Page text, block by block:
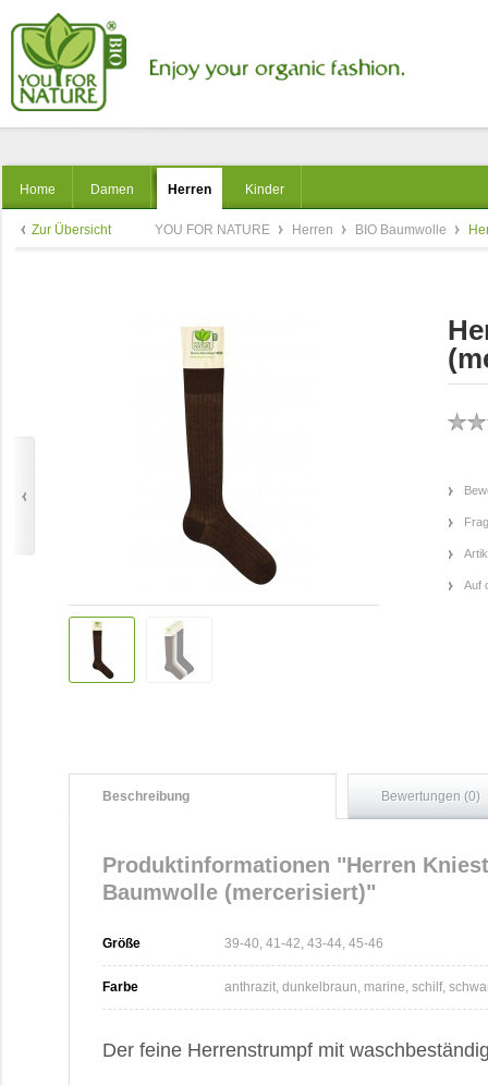
Home Damen Herren Kinder
Zur Übersicht YOU FOR NATURE Herren BIO Baumwolle
Auf
Beschreibung Bewertungen (0)
Produktinformationen "Herren
Baumwolle (mercerisiert)"
Größe 39-40, 41-42, 43-44, 45-46
Farbe anthrazit, dunkelbraun, marine, schilf,
Der feine Herrenstrumpf mit